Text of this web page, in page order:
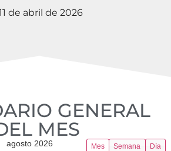
de abril de 2026
GENERAL
MES​
Mes Semana Día
agosto 2026